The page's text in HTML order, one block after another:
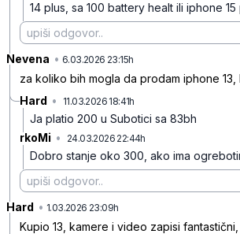
14 plus, sa 100 battery healt ili iphone
Nevena • 6.03.2026 23:15h
za koliko bih mogla da prodam iphone
Hard • 11.03.2026 18:41h
Ja platio 200 u Subotici sa 83bh
rkoMi • 24.03.2026 22:44h
Dobro stanje oko 300, ako ima
Hard • 1.03.2026 23:09h
Kupio 13, kamere i video zapisi